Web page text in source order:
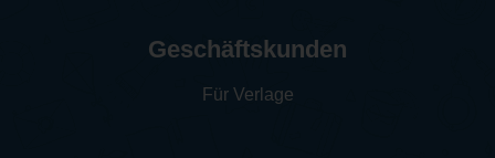
Geschäftskunden
Für Verlage